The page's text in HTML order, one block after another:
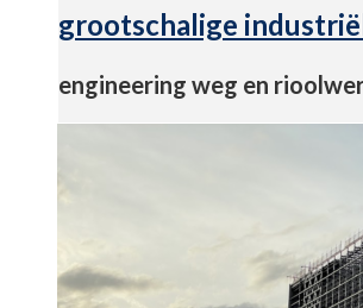
grootschalige
engineering weg en